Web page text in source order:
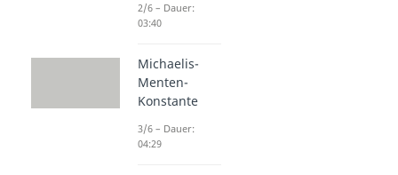
2/6 – Dauer:
03:40
Michaelis-
Menten-
Konstante
3/6 – Dauer:
04:29